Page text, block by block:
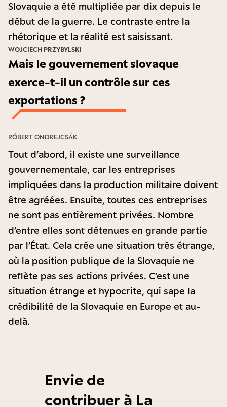
Slovaquie a été multipliée par dix depuis le
début de la guerre. Le contraste entre la
rhétorique et la réalité est saisissant.
Mais le gouvernement slovaque
exerce-t-il un contrôle sur ces
exportations ?
WOJCIECH PRZYBYLSKI
Tout d’abord, il existe une surveillance
gouvernementale, car les entreprises
impliquées dans la production militaire doivent
être agréées. Ensuite, toutes ces entreprises
ne sont pas entièrement privées. Nombre
d’entre elles sont détenues en grande partie
par l’État. Cela crée une situation très étrange,
où la position publique de la Slovaquie ne
reflète pas ses actions privées. C’est une
situation étrange et hypocrite, qui sape la
crédibilité de la Slovaquie en Europe et au-
delà.
RÓBERT ONDREJCSÁK
Envie de
contribuer à La